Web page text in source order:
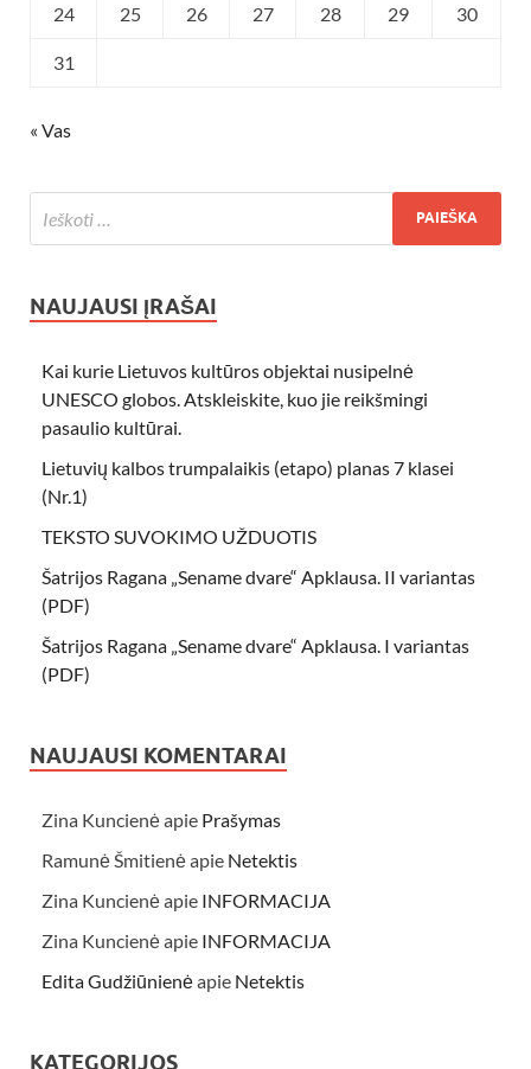
24 25 26 27 28 29 30
31
« Vas
NAUJAUSI ĮRAŠAI
Kai kurie Lietuvos kultūros objektai nusipelnė
UNESCO globos. Atskleiskite, kuo jie reikšmingi
pasaulio kultūrai.
Lietuvių kalbos trumpalaikis (etapo) planas 7 klasei
(Nr.1)
TEKSTO SUVOKIMO UŽDUOTIS
Šatrijos Ragana „Sename dvare“ Apklausa. II variantas
(PDF)
Šatrijos Ragana „Sename dvare“ Apklausa. I variantas
(PDF)
NAUJAUSI KOMENTARAI
Zina Kuncienėapie Prašymas
Ramunė Šmitienėapie Netektis
Zina Kuncienėapie INFORMACIJA
Zina Kuncienėapie INFORMACIJA
Edita Gudžiūnienėapie Netektis
KATEGORIJOS